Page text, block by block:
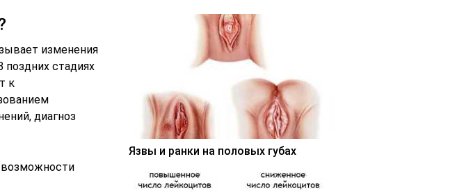
изменения
стадиях
к
диагноз
Язвы и ранки на половых губах